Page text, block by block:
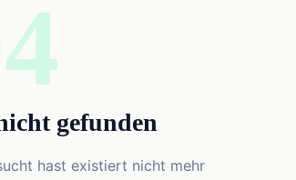
gefunden
hast existiert nicht mehr